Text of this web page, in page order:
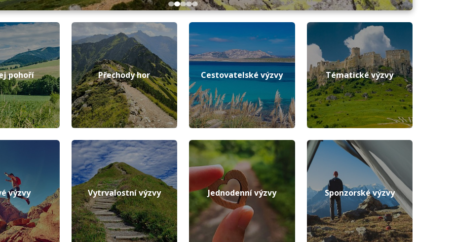
pohoří Přechody hor Cestovatelské výzvy Tématické výzvy
výzvy Vytrvalostní výzvy Jednodenní výzvy Sponzorské výzvy